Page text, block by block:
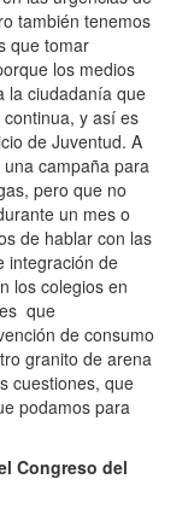
también tenemos
que tomar
los medios
la ciudadanía que
y así es
de Juventud. A
campaña para
pero que no
un mes o
de hablar con las
integración de
los colegios en
que
de consumo
granito de arena
cuestiones, que
podamos para
Congreso del